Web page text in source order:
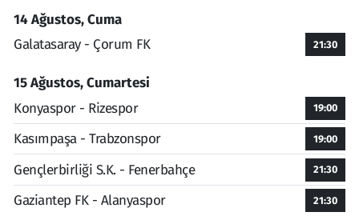
14 Ağustos, Cuma
Galatasaray - Çorum FK
21:30
15 Ağustos, Cumartesi
Konyaspor - Rizespor
19:00
Kasımpaşa - Trabzonspor 19:00
Gençlerbirliği S.K. - Fenerbahçe 21:30
Gaziantep FK - Alanyaspor 21:30